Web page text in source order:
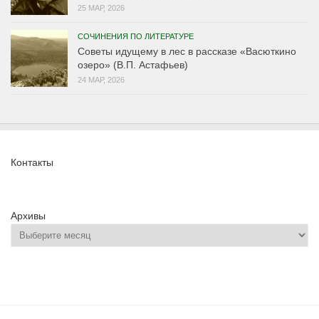
25 МАР, 2026
СОЧИНЕНИЯ ПО ЛИТЕРАТУРЕ
Советы идущему в лес в рассказе «Васюткино
озеро» (В.П. Астафьев)
24 МАР, 2026
Контакты
Архивы